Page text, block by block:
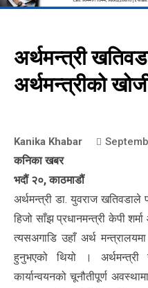
अर्थमन्त्री
अर्थमन्त्रीको
Kanika Khabar
कनिका खबर
भदौं २०, काठमाडौं
अर्थमन्त्री डा. युवराज खतिवडाले
हिजो साँझ प्रधानमन्त्री केपी
त्यसअगाडि उहाँ अर्थ
हुनुभएको थियो ।
कार्यान्वयनको चूनौतीपूर्ण